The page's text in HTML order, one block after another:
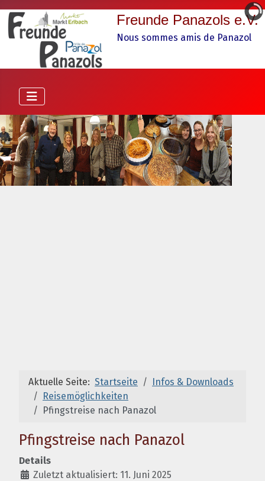
Freunde Panazols e.V.
Nous sommes amis de Panazol
Aktuelle Seite: Startseite
Infos & Downloads
Reisemöglichkeiten
Pfingstreise nach Panazol
Pfingstreise nach Panazol
Details
Zuletzt aktualisiert: 11. Juni 2025